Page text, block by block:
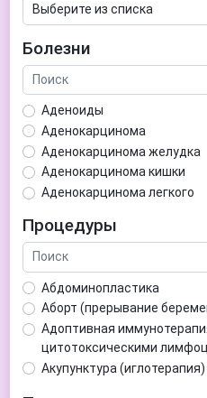
Болезни
Аденоиды
Аденокарцинома
Аденокарцинома желудка
Аденокарцинома кишки
Аденокарцинома легкого
Аденома гипофиза
Аденома простаты
Аденома щитовидной
Аденомиоз
Адентия
Азооспермия
Акне (угри)
Алкоголизм
Процедуры
Абдоминопластика
Аборт (прерывание
Адоптивная
цитотоксическими
Акупунктура (иглотерапия)